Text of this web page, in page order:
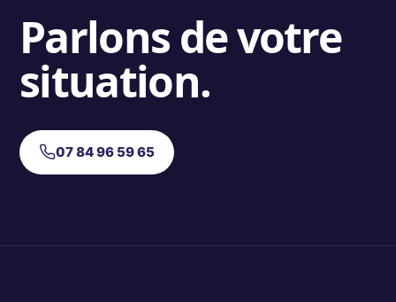
Parlons de votre
situation.
07 84 96 59 65